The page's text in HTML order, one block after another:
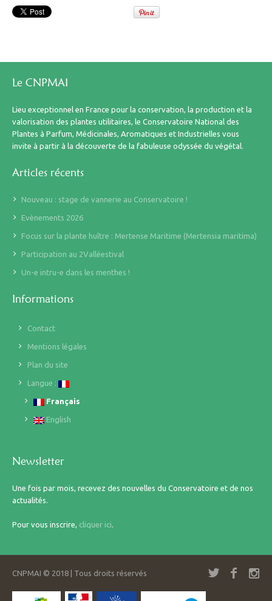
Le CNPMAI
Lieu exceptionnel en France pour la conservation, la production et la
valorisation des plantes utilitaires, le Conservatoire National des
Plantes à Parfum, Médicinales, Aromatiques et Industrielles vous
invite à partir à la découverte de la fabuleuse odyssée du végétal.
Articles récents
Nouveau : stage de vannerie au Conservatoire !
Evènements 2026
Focus sur la plante huître : Mertense Maritime (Mertensia maritima)
Participation au 2Valléestival
Un-e intru-e dans les menthes !
Informations
Contact
Mentions légales
Plan du site
Langue :
Français
English
Newsletter
Une fois par mois, recevez des nouvelles du Conservatoire et de nos
actualités.
Pour vous inscrire, cliquer ici.
CNPMAI © 2018 | Tous droits réservés